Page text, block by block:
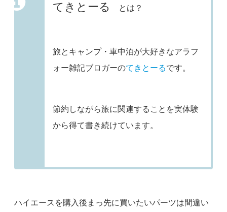
てきとーる とは？
旅とキャンプ・車中泊が大好きなアラフ
ォー雑記ブロガーのてきとーるです。
節約しながら旅に関連することを実体験
から得て書き続けています。
ハイエースを購入後まっ先に買いたいパーツは間違い